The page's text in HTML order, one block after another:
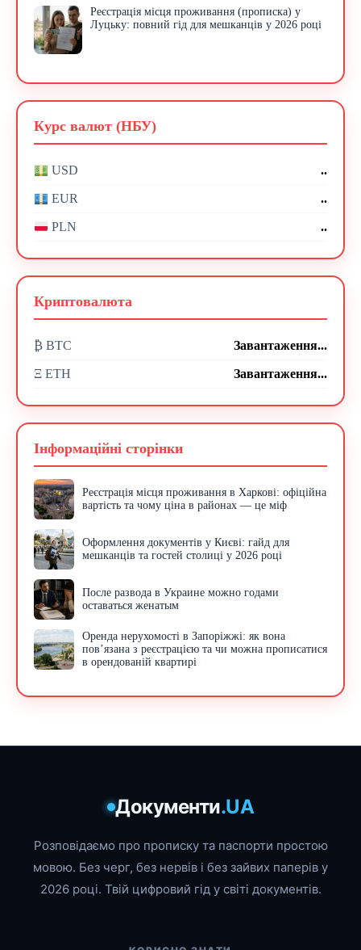
Реєстрація місця проживання (прописка) у
Луцьку: повний гід для мешканців у 2026 році
Курс валют (НБУ)
USD ..
EUR ..
PLN ..
Криптовалюта
₿ BTC Завантаження...
Ξ ETH Завантаження...
Інформаційні сторінки
Реєстрація місця проживання в Харкові: офіційна
вартість та чому ціна в районах — це міф
Оформлення документів у Києві: гайд для
мешканців та гостей столиці у 2026 році
После развода в Украине можно годами
оставаться женатым
Оренда нерухомості в Запоріжжі: як вона
пов’язана з реєстрацією та чи можна прописатися
в орендованій квартирі
Документи.UA
Розповідаємо про прописку та паспорти простою
мовою. Без черг, без нервів і без зайвих паперів у
2026 році. Твій цифровий гід у світі документів.